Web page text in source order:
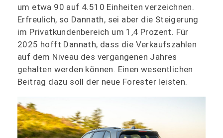
um etwa 90 auf 4.510 Einheiten verzeichnen.
Erfreulich, so Dannath, sei aber die Steigerung
im Privatkundenbereich um 1,4 Prozent. Für
2025 hofft Dannath, dass die Verkaufszahlen
auf dem Niveau des vergangenen Jahres
gehalten werden können. Einen wesentlichen
Beitrag dazu soll der neue Forester leisten.